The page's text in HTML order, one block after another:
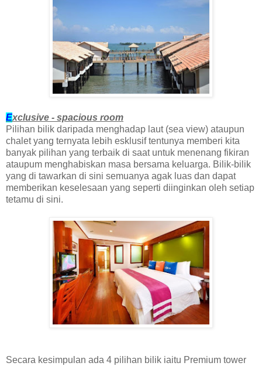
Exclusive - spacious room
Pilihan bilik daripada menghadap laut (sea view) ataupun
chalet yang ternyata lebih esklusif tentunya memberi kita
banyak pilihan yang terbaik di saat untuk menenang fikiran
ataupum menghabiskan masa bersama keluarga. Bilik-bilik
yang di tawarkan di sini semuanya agak luas dan dapat
memberikan keselesaan yang seperti diinginkan oleh setiap
tetamu di sini.
Secara kesimpulan ada 4 pilihan bilik iaitu Premium tower